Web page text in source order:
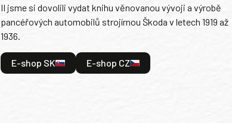
II jsme si dovolili vydat knihu věnovanou vývoji a výrobě
pancéřových automobilů strojírnou Škoda v letech 1919 až
1936.
E-shop SK E-shop CZ